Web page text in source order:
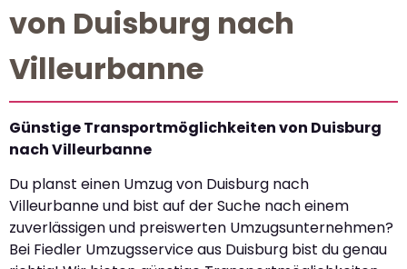
von Duisburg nach
Villeurbanne
Günstige Transportmöglichkeiten von Duisburg
nach Villeurbanne
Du planst einen Umzug von Duisburg nach
Villeurbanne und bist auf der Suche nach einem
zuverlässigen und preiswerten Umzugsunternehmen?
Bei Fiedler Umzugsservice aus Duisburg bist du genau